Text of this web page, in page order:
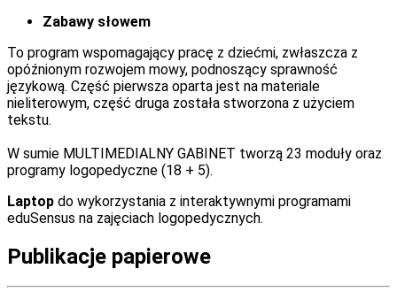
Zabawy słowem
To program wspomagający pracę z dziećmi, zwłaszcza z
opóźnionym rozwojem mowy, podnoszący sprawność
językową. Część pierwsza oparta jest na materiale
nieliterowym, część druga została stworzona z użyciem
tekstu.
W sumie MULTIMEDIALNY GABINET tworzą 23 moduły oraz
programy logopedyczne (18 + 5).
Laptop do wykorzystania z interaktywnymi programami
eduSensus na zajęciach logopedycznych.
Publikacje papierowe